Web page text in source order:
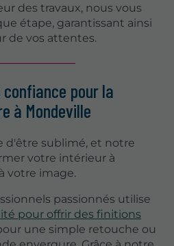
des travaux, nous vous
étape, garantissant ainsi
de vos attentes.
pour la
à Mondeville
d'être sublimé, et notre
votre intérieur à
votre image.
passionnés utilise
pour offrir des finitions
une simple retouche ou